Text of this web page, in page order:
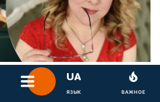
как выбрать идеальное
ЯЗЫК ВАЖНОЕ